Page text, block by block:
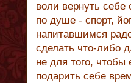
воли вернуть
по душе - спорт,
напитавшимся
сделать что-либо
не для того, чтобы
подарить себе